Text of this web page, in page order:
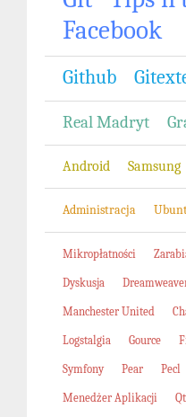
Facebook
Github
Real Madryt
Android Samsung
Administracja
Mikropłatności
Dyskusja
Manchester United
Logstalgia Gource
Symfony Pear Pecl
Menedżer Aplikacji Qt